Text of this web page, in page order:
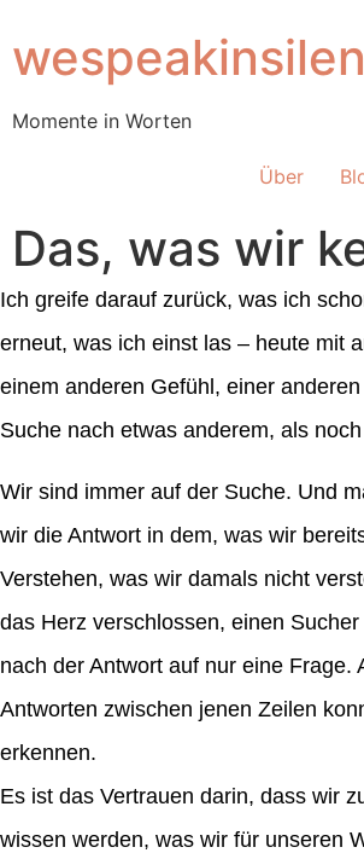
Inhalt
wechseln
Momente in Worten
Über
Das, was wir
Ich greife darauf zurück, was ich
erneut, was ich einst las – heute mit
einem anderen Gefühl, einer
Suche nach etwas anderem, als
Wir sind immer auf der Suche. Und
wir die Antwort in dem, was wir
Verstehen, was wir damals nicht
das Herz verschlossen, einen
nach der Antwort auf nur eine Frage.
Antworten zwischen jenen Zeilen
erkennen.
Es ist das Vertrauen darin, dass wir
wissen werden, was wir für unseren